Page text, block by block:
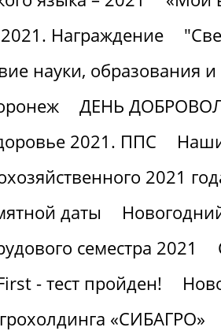
Награждение
науки, образования и
ДЕНЬ
2021. ППС
2021
даты
семестра 2021
- тест пройден!
«СИБАГРО»